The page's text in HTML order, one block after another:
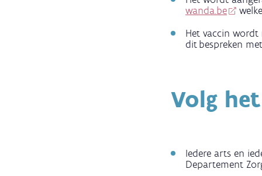
wanda.be
Het vaccin wordt
dit bespreken
Volg
Iedere arts en
Departement